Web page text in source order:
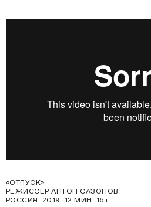
«ОТПУСК»
РЕЖИССЕР АНТОН САЗОНОВ
РОССИЯ, 2019. 12 МИН. 16+